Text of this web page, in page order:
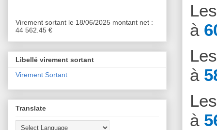
à
à
à
Virement sortant le 18/06/2025 montant net :
44 562.45 €
Libellé virement sortant
Virement Sortant
Translate